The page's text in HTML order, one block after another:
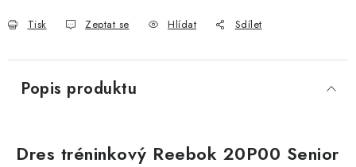
Tisk Zeptat se Hlídat Sdílet
Popis produktu
Dres tréninkový Reebok 20P00 Senior